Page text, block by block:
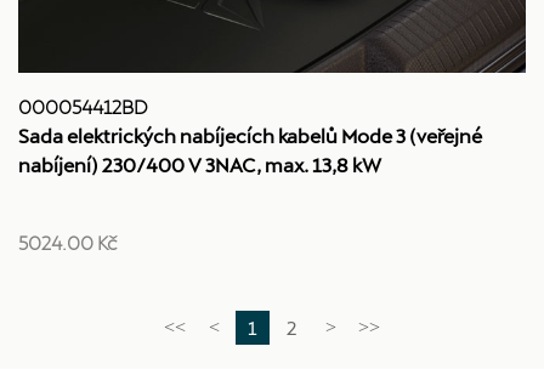
000054412BD
Sada elektrických nabíjecích kabelů Mode 3 (veřejné
nabíjení) 230/400 V 3NAC, max. 13,8 kW
5024.00 Kč
<< < 1 2 > >>